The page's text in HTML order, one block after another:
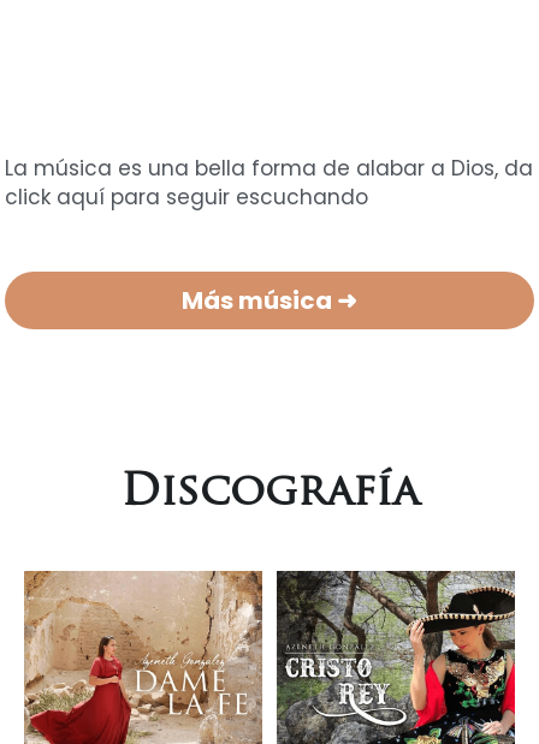
La música es una bella forma de alabar a Dios, da
click aquí para seguir escuchando
Más música ➜
Discografía